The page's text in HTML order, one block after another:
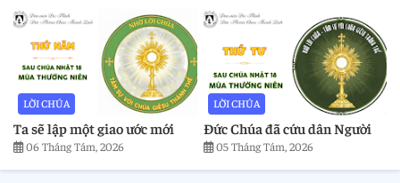
LỜI CHÚA
Ta sẽ lập một giao ước mới
06 Tháng Tám, 2026
LỜI CHÚA
Đức Chúa đã cứu dân Người
05 Tháng Tám, 2026